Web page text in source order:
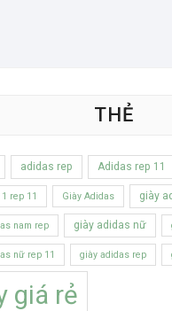
THẺ
adidas rep Adidas rep 11
rep 11 Giày Adidas giày
nam rep giày adidas nữ
nữ rep 11 giày adidas rep
giá rẻ